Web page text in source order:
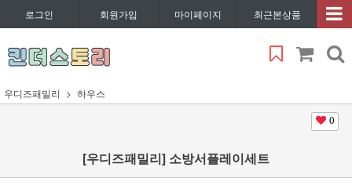
로그인 회원가입 마이페이지 최근본상품
우디즈패밀리 하우스
0
[우디즈패밀리] 소방서플레이세트